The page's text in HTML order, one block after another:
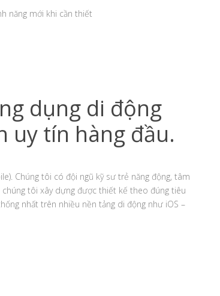
năng mới khi cần thiết
dụng di động
uy tín hàng đầu.
Chúng tôi có đội ngũ kỹ sư trẻ năng động, tâm
tôi xây dựng được thiết kế theo đúng tiêu
nhất trên nhiều nền tảng di động như iOS –